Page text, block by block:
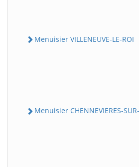
Menuisier VILLENEUVE-LE-ROI
Menuisier CHENNEVIERES-